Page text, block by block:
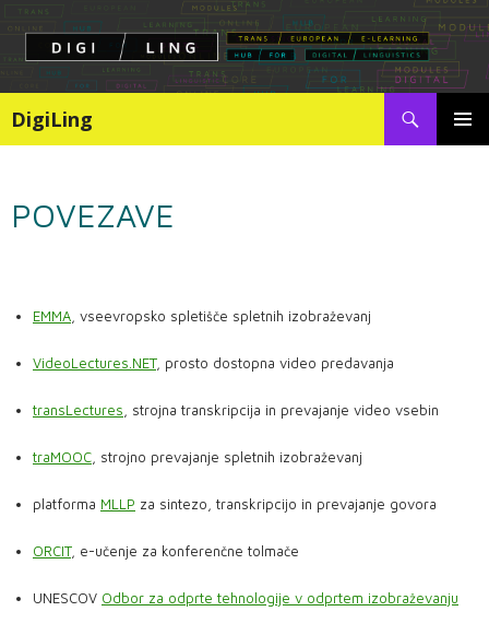
DigiLing
POVEZAVE
EMMA, vseevropsko spletišče spletnih izobraževanj
VideoLectures.NET, prosto dostopna video predavanja
transLectures, strojna transkripcija in prevajanje video vsebin
traMOOC, strojno prevajanje spletnih izobraževanj
platforma MLLP za sintezo, transkripcijo in prevajanje govora
ORCIT, e-učenje za konferenčne tolmače
UNESCOV Odbor za odprte tehnologije v odprtem izobraževanju